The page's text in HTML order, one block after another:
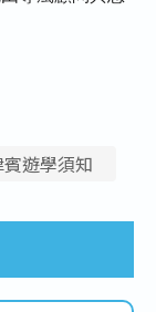
遊學須知